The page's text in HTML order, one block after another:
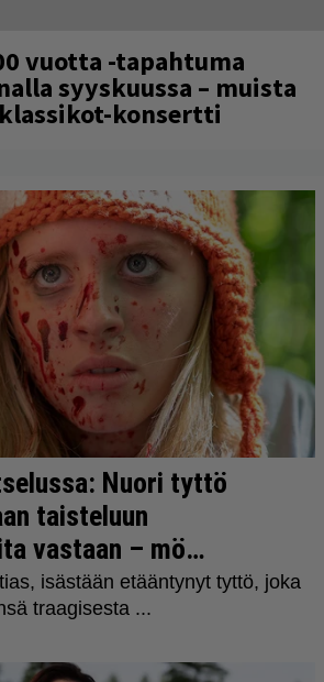
vuotta -tapahtuma
syyskuussa – muista
konsertti